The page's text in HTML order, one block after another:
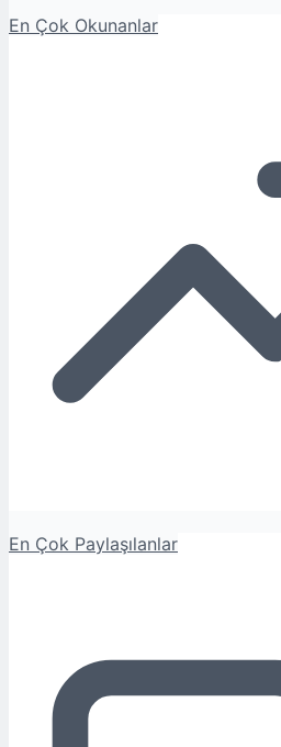
En Çok Okunanlar
En Çok Paylaşılanlar